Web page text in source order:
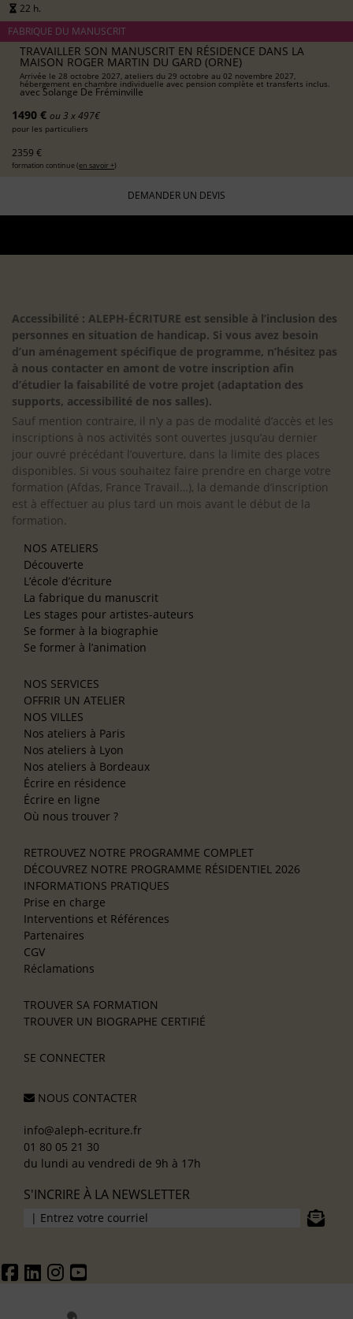
22 h.
FABRIQUE DU MANUSCRIT
TRAVAILLER SON MANUSCRIT EN RÉSIDENCE DANS LA
MAISON ROGER MARTIN DU GARD (ORNE)
Arrivée le 28 octobre 2027, ateliers du 29 octobre au 02 novembre 2027,
hébergement en chambre individuelle avec pension complète et transferts inclus.
avecSolange De Fréminville
1490 € ou 3 x 497€
pour les particuliers
2359 €
formation continue (en savoir +)
DEMANDER UN DEVIS
Accessibilité : ALEPH-ÉCRITURE est sensible à l’inclusion des
personnes en situation de handicap. Si vous avez besoin
d’un aménagement spécifique de programme, n’hésitez pas
à nous contacter en amont de votre inscription afin
d’étudier la faisabilité de votre projet (adaptation des
supports, accessibilité de nos salles).
Sauf mention contraire, il n’y a pas de modalité d’accès et les
inscriptions à nos activités sont ouvertes jusqu’au dernier
jour ouvré précédant l’ouverture, dans la limite des places
disponibles. Si vous souhaitez faire prendre en charge votre
formation (Afdas, France Travail…), la demande d’inscription
est à effectuer au plus tard un mois avant le début de la
formation.
NOS ATELIERS
Découverte
L’école d’écriture
La fabrique du manuscrit
Les stages pour artistes-auteurs
Se former à la biographie
Se former à l’animation
NOS SERVICES
OFFRIR UN ATELIER
NOS VILLES
Nos ateliers à Paris
Nos ateliers à Lyon
Nos ateliers à Bordeaux
Écrire en résidence
Écrire en ligne
Où nous trouver ?
RETROUVEZ NOTRE PROGRAMME COMPLET
DÉCOUVREZ NOTRE PROGRAMME RÉSIDENTIEL 2026
INFORMATIONS PRATIQUES
Prise en charge
Interventions et Références
Partenaires
CGV
Réclamations
TROUVER SA FORMATION
TROUVER UN BIOGRAPHE CERTIFIÉ
SE CONNECTER
NOUS CONTACTER
info@aleph-ecriture.fr
01 80 05 21 30
du lundi au vendredi de 9h à 17h
S'INCRIRE À LA NEWSLETTER